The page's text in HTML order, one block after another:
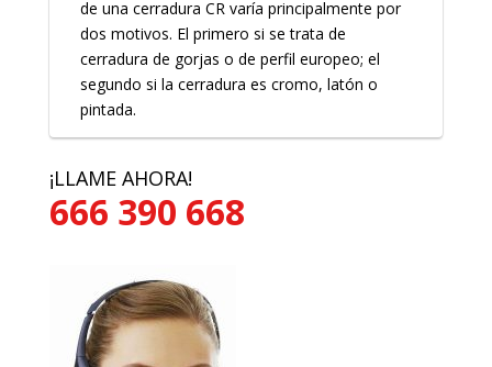
de una cerradura CR varía principalmente por
dos motivos. El primero si se trata de
cerradura de gorjas o de perfil europeo; el
segundo si la cerradura es cromo, latón o
pintada.
¡LLAME AHORA!
666 390 668